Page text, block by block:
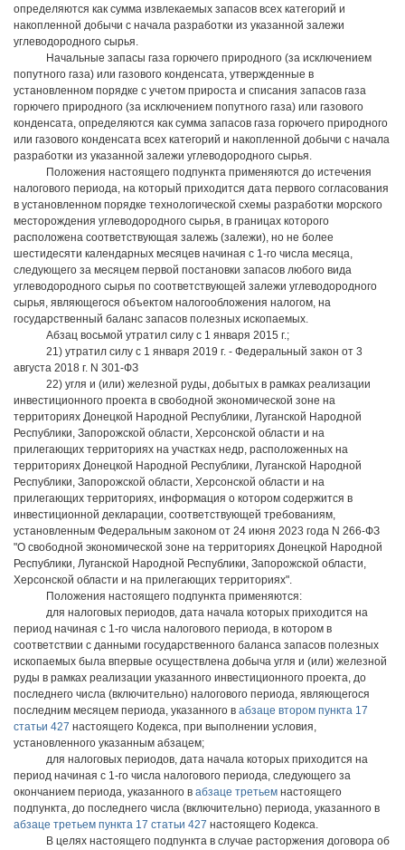
определяются как сумма извлекаемых запасов всех категорий и
накопленной добычи с начала разработки из указанной залежи
углеводородного сырья.
Начальные запасы газа горючего природного (за исключением
попутного газа) или газового конденсата, утвержденные в
установленном порядке с учетом прироста и списания запасов газа
горючего природного (за исключением попутного газа) или газового
конденсата, определяются как сумма запасов газа горючего природного
или газового конденсата всех категорий и накопленной добычи с начала
разработки из указанной залежи углеводородного сырья.
Положения настоящего подпункта применяются до истечения
налогового периода, на который приходится дата первого согласования
в установленном порядке технологической схемы разработки морского
месторождения углеводородного сырья, в границах которого
расположена соответствующая залежь (залежи), но не более
шестидесяти календарных месяцев начиная с 1-го числа месяца,
следующего за месяцем первой постановки запасов любого вида
углеводородного сырья по соответствующей залежи углеводородного
сырья, являющегося объектом налогообложения налогом, на
государственный баланс запасов полезных ископаемых.
Абзац восьмой утратил силу с 1 января 2015 г.;
21) утратил силу с 1 января 2019 г. - Федеральный закон от 3
августа 2018 г. N 301-ФЗ
22) угля и (или) железной руды, добытых в рамках реализации
инвестиционного проекта в свободной экономической зоне на
территориях Донецкой Народной Республики, Луганской Народной
Республики, Запорожской области, Херсонской области и на
прилегающих территориях на участках недр, расположенных на
территориях Донецкой Народной Республики, Луганской Народной
Республики, Запорожской области, Херсонской области и на
прилегающих территориях, информация о котором содержится в
инвестиционной декларации, соответствующей требованиям,
установленным Федеральным законом от 24 июня 2023 года N 266-ФЗ
"О свободной экономической зоне на территориях Донецкой Народной
Республики, Луганской Народной Республики, Запорожской области,
Херсонской области и на прилегающих территориях".
Положения настоящего подпункта применяются:
для налоговых периодов, дата начала которых приходится на
период начиная с 1-го числа налогового периода, в котором в
соответствии с данными государственного баланса запасов полезных
ископаемых была впервые осуществлена добыча угля и (или) железной
руды в рамках реализации указанного инвестиционного проекта, до
последнего числа (включительно) налогового периода, являющегося
последним месяцем периода, указанного в абзаце втором пункта 17
статьи 427 настоящего Кодекса, при выполнении условия,
установленного указанным абзацем;
для налоговых периодов, дата начала которых приходится на
период начиная с 1-го числа налогового периода, следующего за
окончанием периода, указанного в абзаце третьем настоящего
подпункта, до последнего числа (включительно) периода, указанного в
абзаце третьем пункта 17 статьи 427 настоящего Кодекса.
В целях настоящего подпункта в случае расторжения договора об